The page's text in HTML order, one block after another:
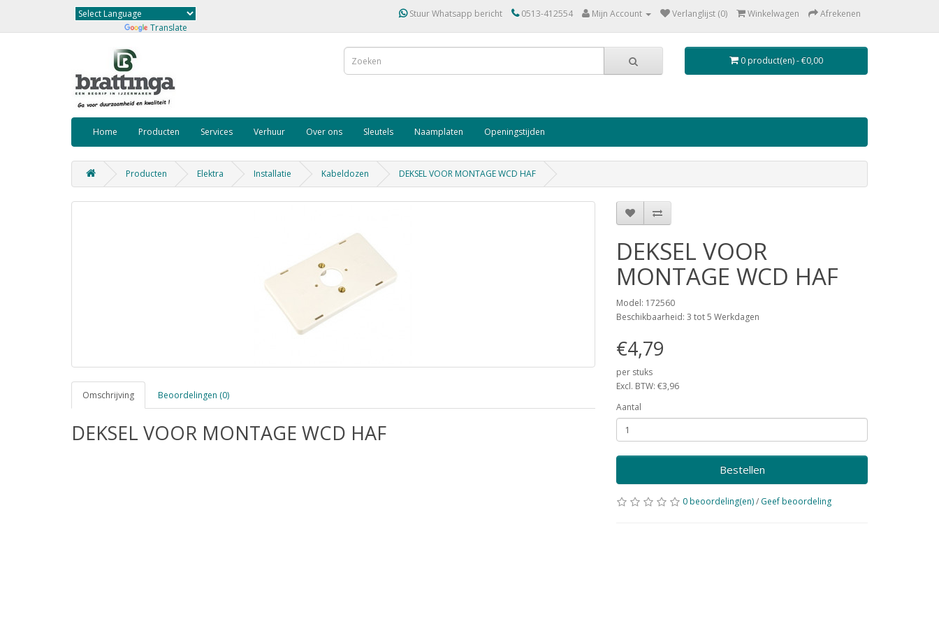
Translate
Stuur Whatsapp bericht 0513-412554 Mijn Account Verlanglijst (0) Winkelwagen Afrekenen
0 product(en) - €0,00
Home Producten Services Verhuur Over ons Sleutels Naamplaten Openingstijden
Producten Elektra Installatie Kabeldozen DEKSEL VOOR MONTAGE WCD HAF
Omschrijving Beoordelingen (0)
DEKSEL VOOR MONTAGE WCD HAF
DEKSEL VOOR
MONTAGE WCD HAF
Model: 172560
Beschikbaarheid: 3 tot 5 Werkdagen
€4,79
per stuks
Excl. BTW: €3,96
Aantal
Bestellen
0 beoordeling(en)/ Geef beoordeling